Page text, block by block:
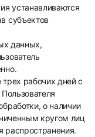
устанавливаются
субъектов
данных,
рабочих дней с
о наличии
кругом лиц